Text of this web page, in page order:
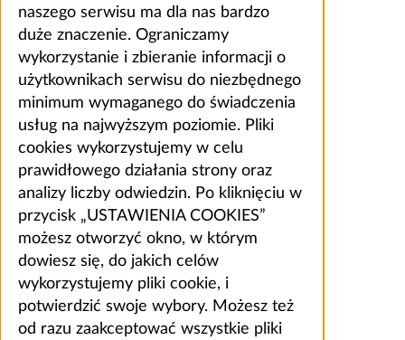
naszego serwisu ma dla nas bardzo
duże znaczenie. Ograniczamy
wykorzystanie i zbieranie informacji o
użytkownikach serwisu do niezbędnego
minimum wymaganego do świadczenia
usług na najwyższym poziomie. Pliki
cookies wykorzystujemy w celu
prawidłowego działania strony oraz
analizy liczby odwiedzin. Po kliknięciu w
przycisk „USTAWIENIA COOKIES”
możesz otworzyć okno, w którym
dowiesz się, do jakich celów
wykorzystujemy pliki cookie, i
potwierdzić swoje wybory. Możesz też
od razu zaakceptować wszystkie pliki